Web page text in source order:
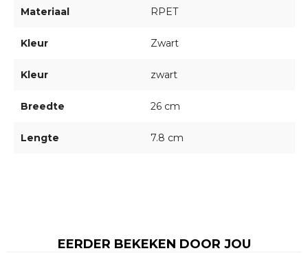
Materiaal RPET
Kleur Zwart
Kleur zwart
Breedte 26 cm
Lengte 7.8 cm
EERDER BEKEKEN DOOR JOU